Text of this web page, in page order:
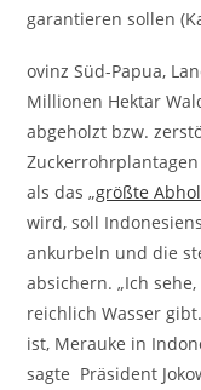
garantieren sollen
ovinz Süd-Papua,
Millionen Hektar
abgeholzt bzw.
als das „größte
wird, soll
ankurbeln und die
absichern. „Ich
reichlich Wasser
ist, Merauke in
sagte Präsident